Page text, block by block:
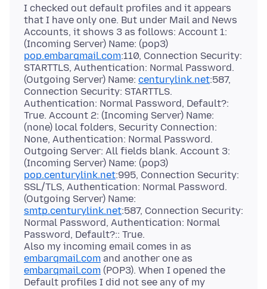
I checked out default profiles and it appears
that I have only one. But under Mail and News
Accounts, it shows 3 as follows: Account 1:
(Incoming Server) Name: (pop3)
pop.embarqmail.com:110, Connection Security:
STARTTLS, Authentication: Normal Password.
(Outgoing Server) Name: centurylink.net:587,
Connection Security: STARTTLS.
Authentication: Normal Password, Default?:
True. Account 2: (Incoming Server) Name:
(none) local folders, Security Connection:
None, Authentication: Normal Password.
Outgoing Server: All fields blank. Account 3:
(Incoming Server) Name: (pop3)
pop.centurylink.net:995, Connection Security:
SSL/TLS, Authentication: Normal Password.
(Outgoing Server) Name:
smtp.centurylink.net:587, Connection Security:
Normal Password, Authentication: Normal
Password, Default?:: True.
Also my incoming email comes in as
embarqmail.com and another one as
embarqmail.com (POP3). When I opened the
Default profiles I did not see any of my